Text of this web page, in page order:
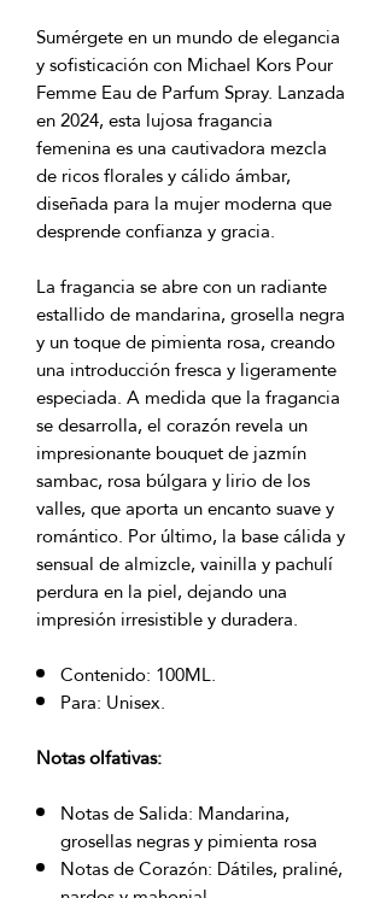
Sumérgete en un mundo de elegancia
y sofisticación con Michael Kors Pour
Femme Eau de Parfum Spray. Lanzada
en 2024, esta lujosa fragancia
femenina es una cautivadora mezcla
de ricos florales y cálido ámbar,
diseñada para la mujer moderna que
desprende confianza y gracia.
La fragancia se abre con un radiante
estallido de mandarina, grosella negra
y un toque de pimienta rosa, creando
una introducción fresca y ligeramente
especiada. A medida que la fragancia
se desarrolla, el corazón revela un
impresionante bouquet de jazmín
sambac, rosa búlgara y lirio de los
valles, que aporta un encanto suave y
romántico. Por último, la base cálida y
sensual de almizcle, vainilla y pachulí
perdura en la piel, dejando una
impresión irresistible y duradera.
Contenido: 100ML.
Para: Unisex.
Notas olfativas:
Notas de Salida: Mandarina,
grosellas negras y pimienta rosa
Notas de Corazón: Dátiles, praliné,